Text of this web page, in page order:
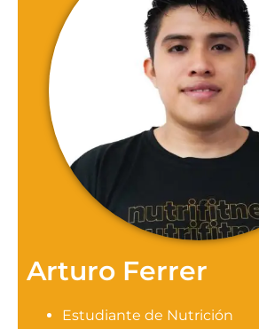
Arturo Ferrer
Estudiante de Nutrición